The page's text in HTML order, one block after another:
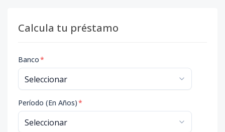
Calcula tu préstamo
Banco*
Período (En Años)*